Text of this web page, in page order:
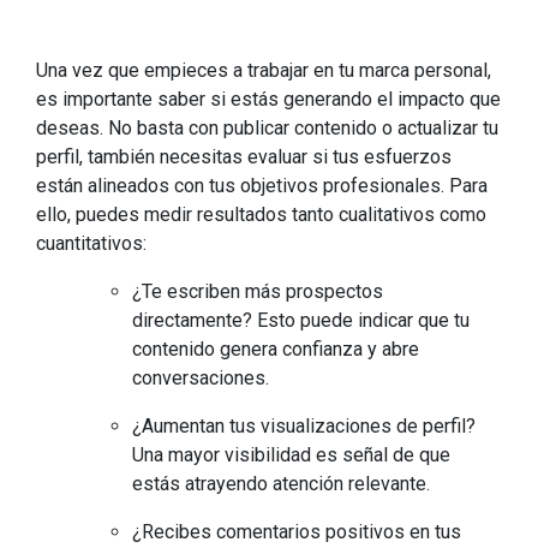
Una vez que empieces a trabajar en tu marca personal,
es importante saber si estás generando el impacto que
deseas. No basta con publicar contenido o actualizar tu
perfil, también necesitas evaluar si tus esfuerzos
están alineados con tus objetivos profesionales. Para
ello, puedes medir resultados tanto cualitativos como
cuantitativos:
¿Te escriben más prospectos
directamente? Esto puede indicar que tu
contenido genera confianza y abre
conversaciones.
¿Aumentan tus visualizaciones de perfil?
Una mayor visibilidad es señal de que
estás atrayendo atención relevante.
¿Recibes comentarios positivos en tus